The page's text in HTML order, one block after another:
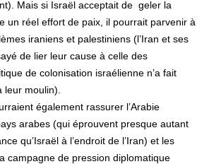
Mais si Israël acceptait de geler la
un réel effort de paix, il pourrait parvenir à
iraniens et palestiniens (l’Iran et ses
de lier leur cause à celle des
de colonisation israélienne n’a fait
leur moulin).
également rassurer l’Arabie
arabes (qui éprouvent presque autant
qu’Israël à l’endroit de l’Iran) et les
campagne de pression diplomatique